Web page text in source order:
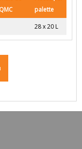
palette
28 x 20 L